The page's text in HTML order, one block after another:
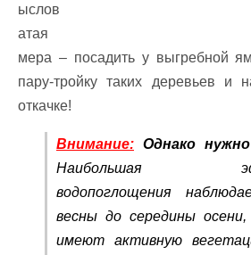
ыслов
атая
мера – посадить у выгребной
пару-тройку таких деревьев и
откачке!
Внимание: Однако
Наибольшая
водопоглощения
весны до середины осени,
имеют активную